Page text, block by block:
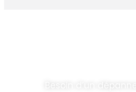
Besoin d’un